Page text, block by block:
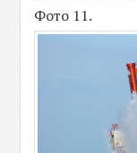
Фото 11.